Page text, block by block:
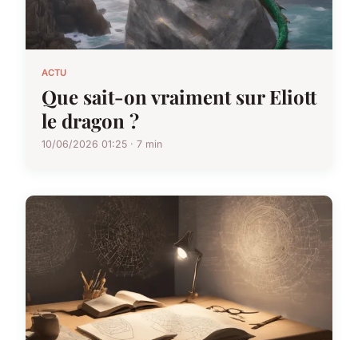
ACTU
Que sait-on vraiment sur Eliott
le dragon ?
10/06/2026 01:25 · 7 min